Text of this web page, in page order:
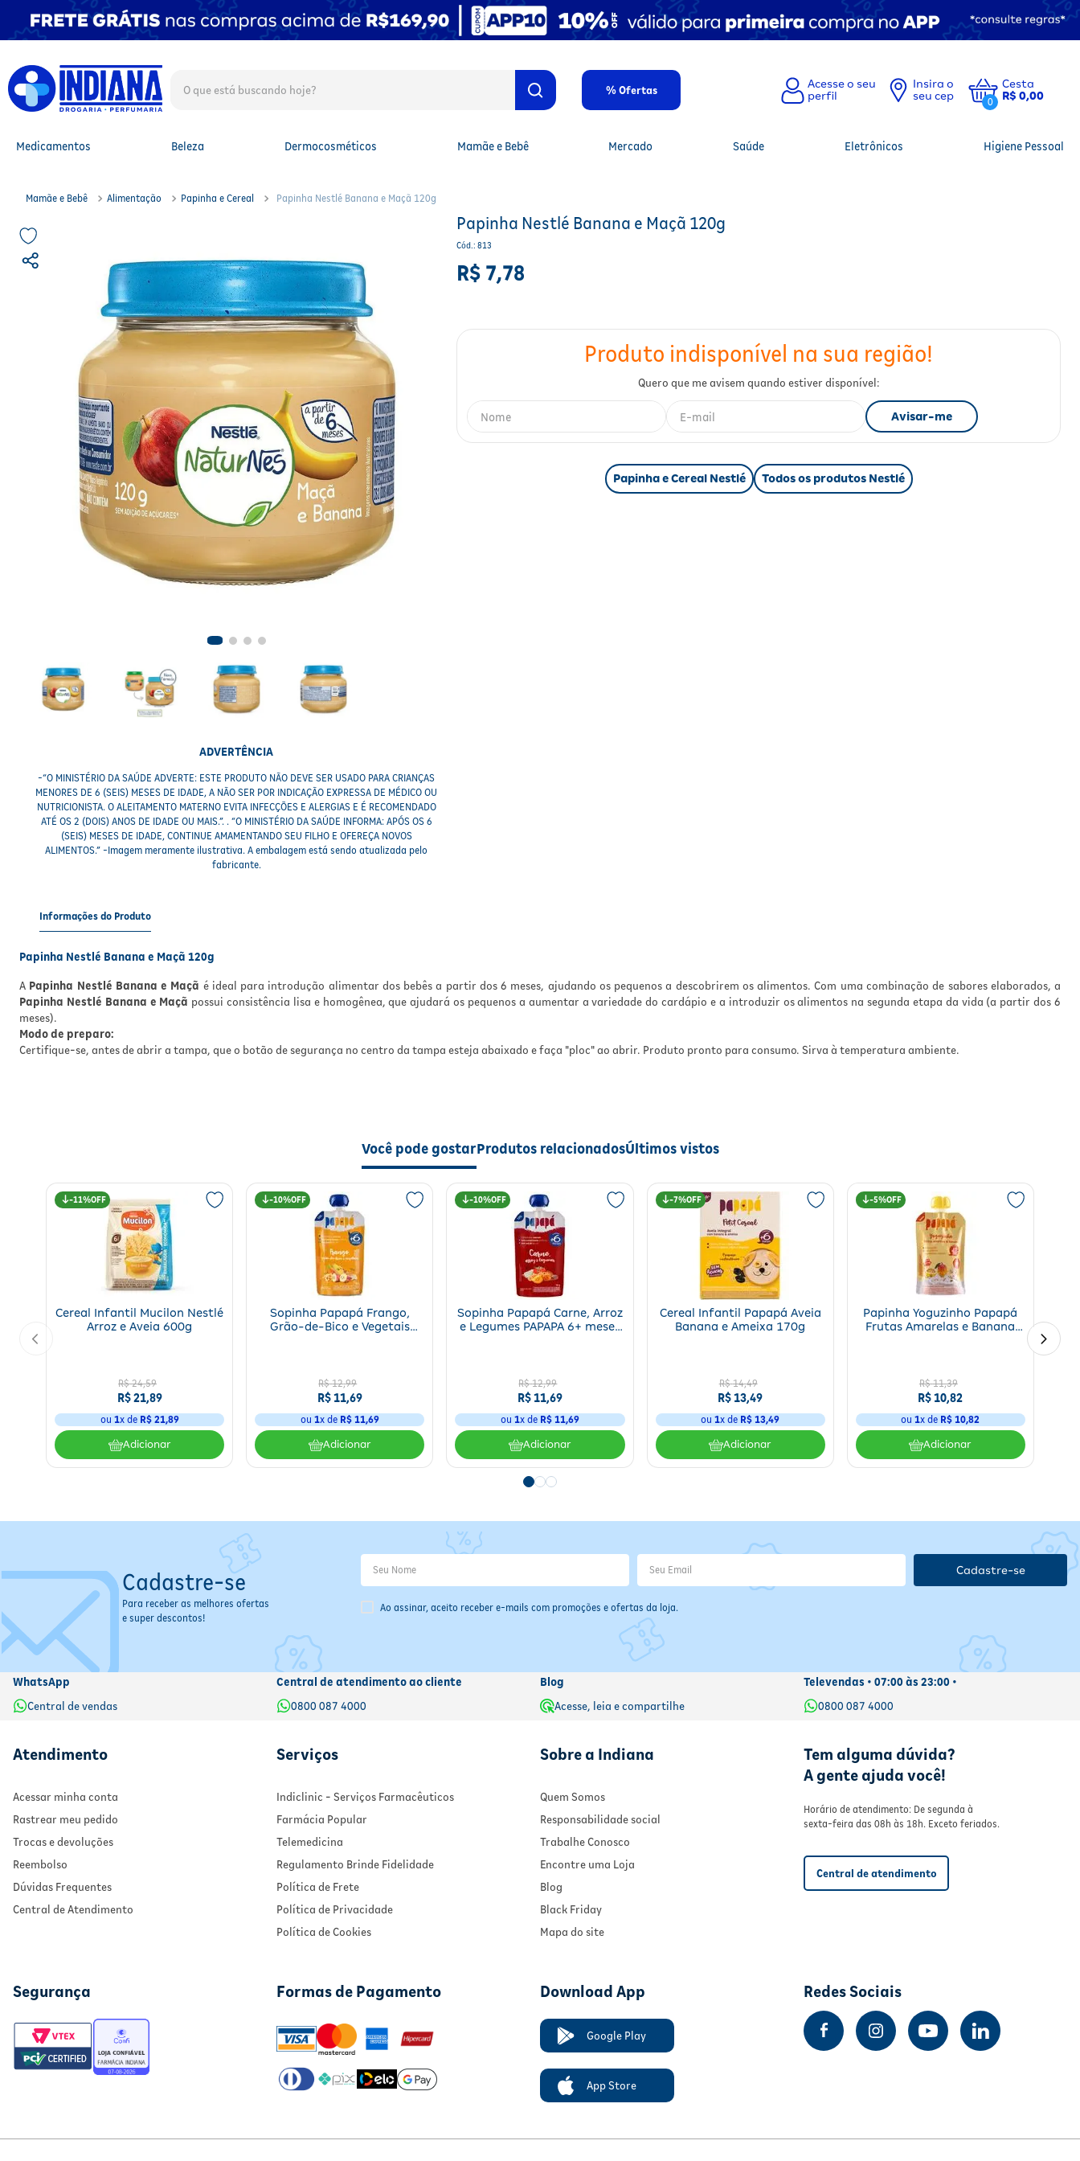
% Ofertas
Insira o
seu cep
0
Cesta
R$ 0,00
Medicamentos Beleza Dermocosméticos Mamãe e Bebê Mercado Saúde Eletrônicos Higiene Pessoal
Mamãe e Bebê Alimentação Papinha e Cereal Papinha Nestlé Banana e Maçã 120g
ADVERTÊNCIA
-“O MINISTÉRIO DA SAÚDE ADVERTE: ESTE PRODUTO NÃO DEVE SER USADO PARA CRIANÇAS
MENORES DE 6 (SEIS) MESES DE IDADE, A NÃO SER POR INDICAÇÃO EXPRESSA DE MÉDICO OU
NUTRICIONISTA. O ALEITAMENTO MATERNO EVITA INFECÇÕES E ALERGIAS E É RECOMENDADO
ATÉ OS 2 (DOIS) ANOS DE IDADE OU MAIS.”. . “O MINISTÉRIO DA SAÚDE INFORMA: APÓS OS 6
(SEIS) MESES DE IDADE, CONTINUE AMAMENTANDO SEU FILHO E OFEREÇA NOVOS
ALIMENTOS.” -Imagem meramente ilustrativa. A embalagem está sendo atualizada pelo
fabricante.
Papinha Nestlé Banana e Maçã 120g
Cód.:813
R$ 7,78
Papinha e Cereal Nestlé Todos os produtos Nestlé
Informações do Produto
Papinha Nestlé Banana e Maçã 120g
A Papinha Nestlé Banana e Maçã é ideal para introdução alimentar dos bebês a partir dos 6 meses, ajudando os pequenos a descobrirem os alimentos. Com uma combinação de sabores elaborados, a
Papinha Nestlé Banana e Maçã possui consistência lisa e homogênea, que ajudará os pequenos a aumentar a variedade do cardápio e a introduzir os alimentos na segunda etapa da vida (a partir dos 6
meses).
Modo de preparo:
Certifique-se, antes de abrir a tampa, que o botão de segurança no centro da tampa esteja abaixado e faça "ploc" ao abrir. Produto pronto para consumo. Sirva à temperatura ambiente.
Você pode gostarProdutos relacionadosÚltimos vistos
11%
Cereal Infantil Mucilon Nestlé
Arroz e Aveia 600g
R$ 24,59
R$ 21,89
ou 1x de R$ 21,89
Adicionar
10%
Sopinha Papapá Frango,
Grão-de-Bico e Vegetais
R$ 12,99
R$11,69
ou 1x de R$ 11,69
Adicionar
10%
Sopinha Papapá Carne, Arroz
e Legumes PAPAPA 6+ meses
R$ 12,99
R$11,69
ou 1x de R$ 11,69
Adicionar
7%
Cereal Infantil Papapá Aveia
Banana e Ameixa 170g
R$ 14,49
R$13,49
ou1x de R$ 13,49
Adicionar
5%
Papinha Yoguzinho Papapá
Frutas Amarelas e Banana
R$ 11,39
R$10,82
ou1x de R$ 10,82
Adicionar
Cadastre-se
Para receber as melhores ofertas
e super descontos!
Ao assinar, aceito receber e-mails com promoções e ofertas da loja.
Cadastre-se
WhatsApp
Central de vendas
Central de atendimento ao cliente
0800 087 4000
Blog
Acesse, leia e compartilhe
Televendas • 07:00 às 23:00 •
0800 087 4000
Atendimento
Acessar minha conta
Rastrear meu pedido
Trocas e devoluções
Reembolso
Dúvidas Frequentes
Central de Atendimento
Serviços
Indiclinic - Serviços Farmacêuticos
Farmácia Popular
Telemedicina
Regulamento Brinde Fidelidade
Política de Frete
Política de Privacidade
Política de Cookies
Sobre a Indiana
Quem Somos
Responsabilidade social
Trabalhe Conosco
Encontre uma Loja
Blog
Black Friday
Mapa do site
Tem alguma dúvida?
A gente ajuda você!
Horário de atendimento: De segunda à
sexta-feira das 08h às 18h. Exceto feriados.
Central de atendimento
Segurança Formas de Pagamento Download App
Google Play
App Store
Redes Sociais
TERMOS MAIS BUSCADOS
1º
fralda
lenço umedecido
shampoo
9º
óleo capilar
10 º fralda g